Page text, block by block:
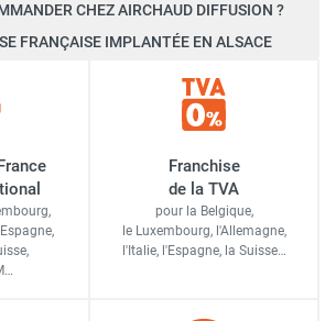
CHEZ AIRCHAUD DIFFUSION ?
FRANÇAISE IMPLANTÉE EN ALSACE
Franchise
de la TVA
pour la Belgique,
le Luxembourg, l'Allemagne,
l'Italie, l'Espagne, la Suisse…